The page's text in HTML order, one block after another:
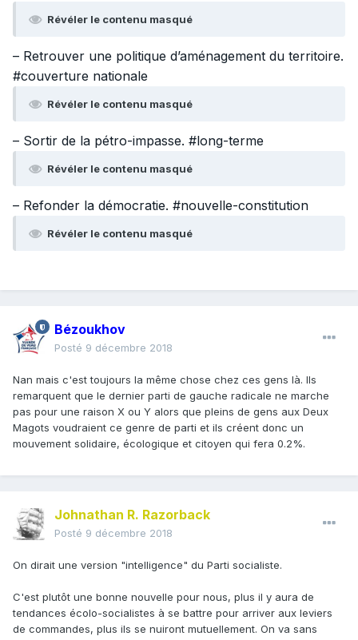
Révéler le contenu masqué
– Retrouver une politique d’aménagement du territoire.
#couverture nationale
Révéler le contenu masqué
– Sortir de la pétro-impasse. #long-terme
Révéler le contenu masqué
– Refonder la démocratie. #nouvelle-constitution
Révéler le contenu masqué
Bézoukhov
Posté 9 décembre 2018
Nan mais c'est toujours la même chose chez ces gens là. Ils
remarquent que le dernier parti de gauche radicale ne marche
pas pour une raison X ou Y alors que pleins de gens aux Deux
Magots voudraient ce genre de parti et ils créent donc un
mouvement solidaire, écologique et citoyen qui fera 0.2%.
Johnathan R. Razorback
Posté 9 décembre 2018
On dirait une version "intelligence" du Parti socialiste.
C'est plutôt une bonne nouvelle pour nous, plus il y aura de
tendances écolo-socialistes à se battre pour arriver aux leviers
de commandes, plus ils se nuiront mutuellement. On va sans